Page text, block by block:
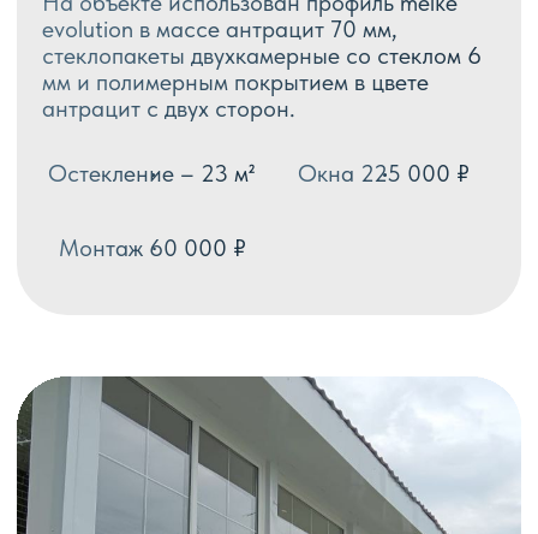
Профиль melke evolution 70 мм,
стеклопакет двухкамерный 40 мм с
энергосберегающим напылением,
снаружи ламинация цвета
антрацитово-серый, внутри-белые.
Монтаж 48 300 ₽
Окна 251 000 ₽